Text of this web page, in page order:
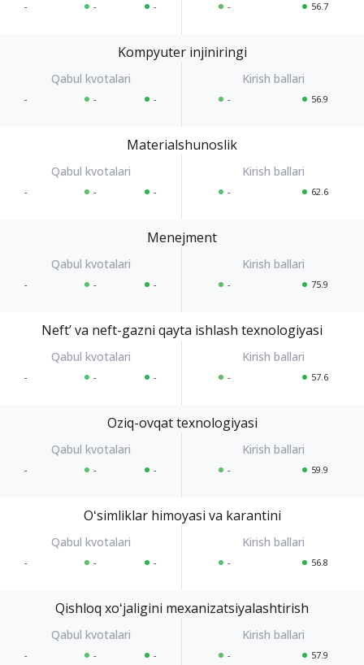
- - - - 56.7
Kompyuter injiniringi
- - - - 56.9
Materialshunoslik
- - - - 62.6
Menejment
- - - - 75.9
Neftʼ va neft-gazni qayta ishlash texnologiyasi
- - - - 57.6
Oziq-ovqat texnologiyasi
- - - - 59.9
Oʻsimliklar himoyasi va karantini
- - - - 56.8
Qishloq xoʻjaligini mexanizatsiyalashtirish
- - - - 57.9